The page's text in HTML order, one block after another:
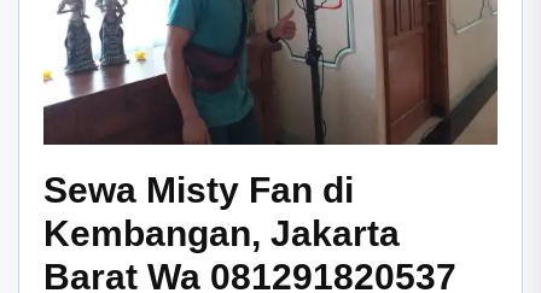
Sewa Misty Fan di
Kembangan, Jakarta
Barat Wa 081291820537